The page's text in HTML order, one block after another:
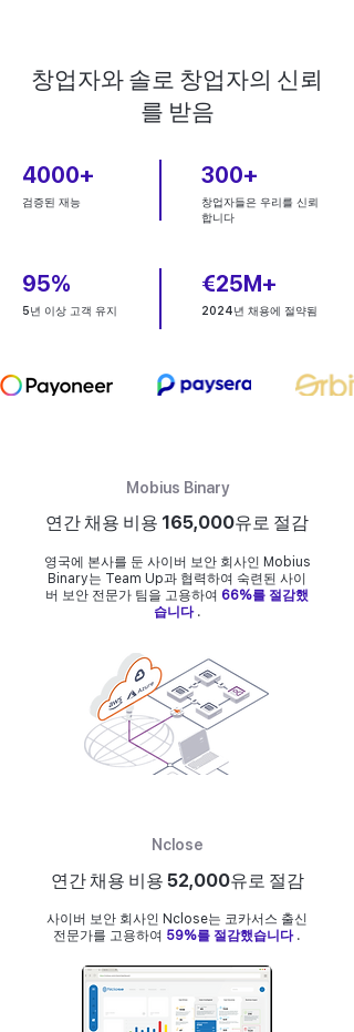
창업자와 솔로 창업자의 신뢰
를 받음
4000+
검증된 재능
300+
창업자들은 우리를 신뢰
합니다
95%
5년 이상 고객 유지
€25M+
2024년 채용에 절약됨
Mobius Binary
연간 채용 비용 165,000유로 절감
영국에 본사를 둔 사이버 보안 회사인 Mobius
Binary는 Team Up과 협력하여 숙련된 사이
버 보안 전문가 팀을 고용하여 66%를 절감했
습니다.
Nclose
연간 채용 비용 52,000유로 절감
사이버 보안 회사인 Nclose는 코카서스 출신
전문가를 고용하여 59%를 절감했습니다.